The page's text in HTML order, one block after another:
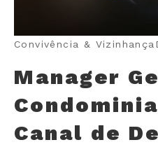
Convivência & Vizinhança
Manager
Canal de